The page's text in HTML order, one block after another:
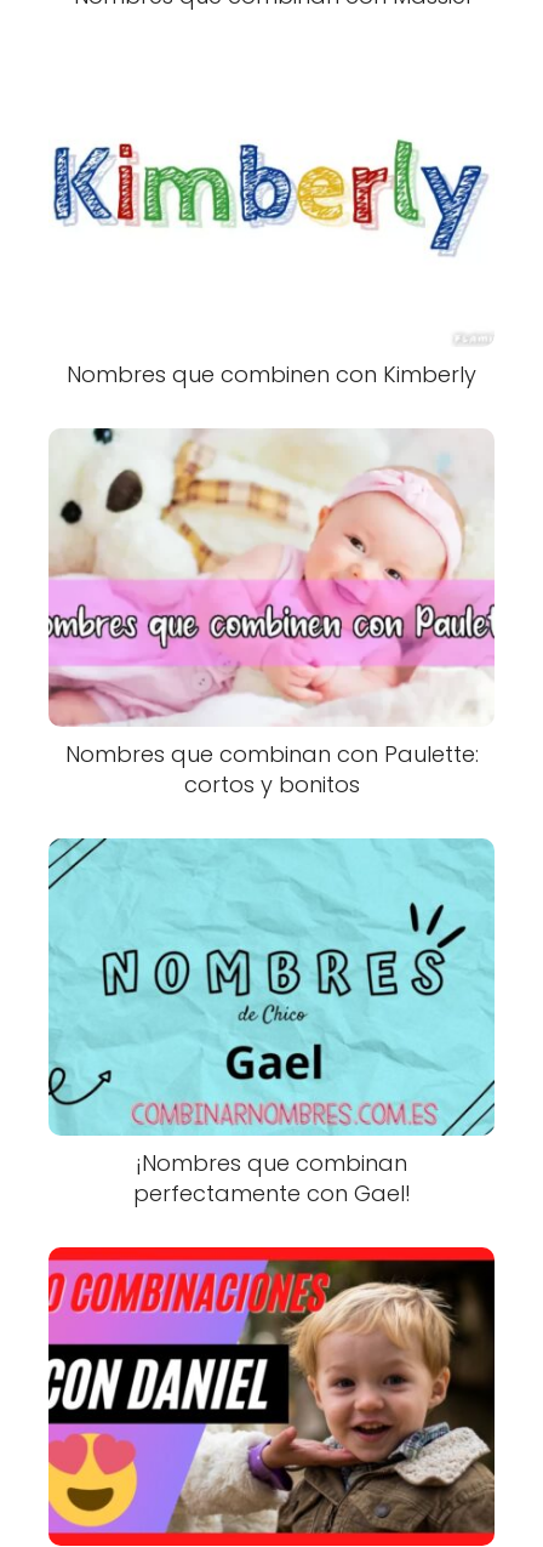
Nombres que combinen con Kimberly
Nombres que combinan con Paulette:
cortos y bonitos
¡Nombres que combinan
perfectamente con Gael!